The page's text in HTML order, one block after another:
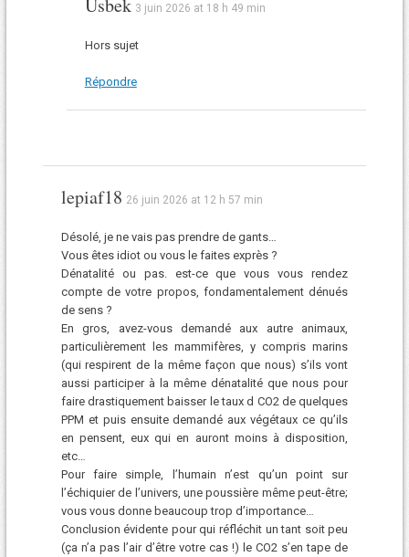
Usbek 3 juin 2026 at 18 h 49 min
Hors sujet
Répondre
lepiaf18 26 juin 2026 at 12 h 57 min
Désolé, je ne vais pas prendre de gants…
Vous êtes idiot ou vous le faites exprès ?
Dénatalité ou pas. est-ce que vous vous rendez
compte de votre propos, fondamentalement dénués
de sens ?
En gros, avez-vous demandé aux autre animaux,
particulièrement les mammifères, y compris marins
(qui respirent de la même façon que nous) s’ils vont
aussi participer à la même dénatalité que nous pour
faire drastiquement baisser le taux d CO2 de quelques
PPM et puis ensuite demandé aux végétaux ce qu’ils
en pensent, eux qui en auront moins à disposition,
etc…
Pour faire simple, l’humain n’est qu’un point sur
l’échiquier de l’univers, une poussière même peut-être;
vous vous donne beaucoup trop d’importance…
Conclusion évidente pour qui réfléchit un tant soit peu
(ça n’a pas l’air d’être votre cas !) le CO2 s’en tape de